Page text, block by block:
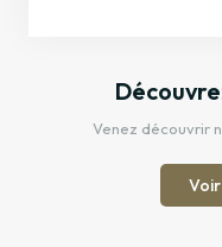
Venez découvrir